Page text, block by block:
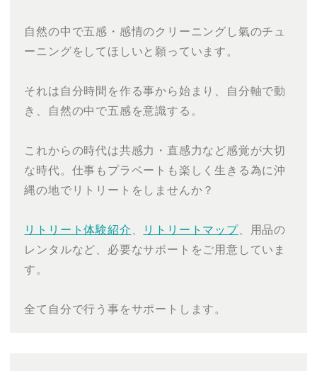
自然の中で五感・感情のクリーニングし氣のチュ
ーニングをしてほしいと願っています。
それは自分時間を作る事から始まり、自分軸で動
き、自然の中で五感を意識する。
これからの時代は共感力・直感力など感覚が大切
な時代。仕事もプラベートも楽しく生きる為に沖
縄の地でリトリートをしませんか？
リトリート体験紹介、 リトリートマップ、用品の
レンタルなど、必要なサポートをご用意していま
す。
全て自分で行う事をサポートします。